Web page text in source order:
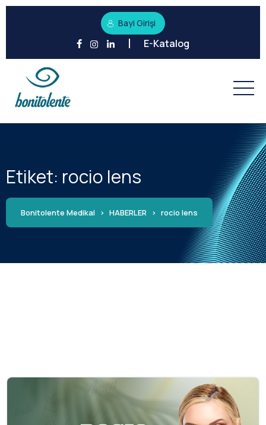
Bayi Girişi
E-Katalog
Etiket: rocio lens
Bonitolente Medikal > HABERLER > rocio lens